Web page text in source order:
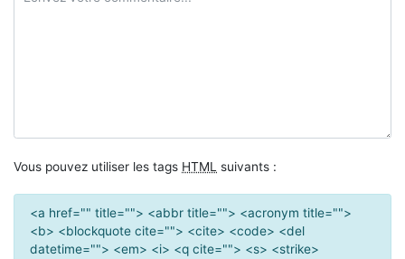
Vous pouvez utiliser les tags HTML suivants :
<a href="" title=""> <abbr title=""> <acronym title="">
<b> <blockquote cite=""> <cite> <code> <del
datetime=""> <em> <i> <q cite=""> <s> <strike>